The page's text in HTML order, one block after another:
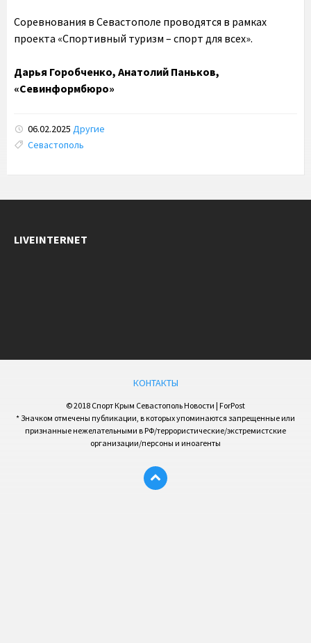
Соревнования в Севастополе проводятся в рамках
проекта «Спортивный туризм – спорт для всех».
Дарья Горобченко, Анатолий Паньков,
«Севинформбюро»
06.02.2025 Другие
Tags:
Севастополь
LIVEINTERNET
КОНТАКТЫ
© 2018 Спорт Крым Севастополь Новости | ForPost
* Значком отмечены публикации, в которых упоминаются запрещенные или
признанные нежелательными в РФ/террористические/экстремистские
организации/персоны и иноагенты